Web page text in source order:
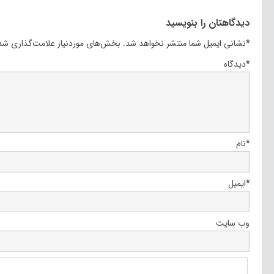
دیدگاهتان را بنویسید
نشانی ایمیل شما منتشر نخواهد شد. بخش‌های موردنیاز علامت‌گذاری
*
دیدگاه*
نام*
ایمیل*
وب‌ سایت